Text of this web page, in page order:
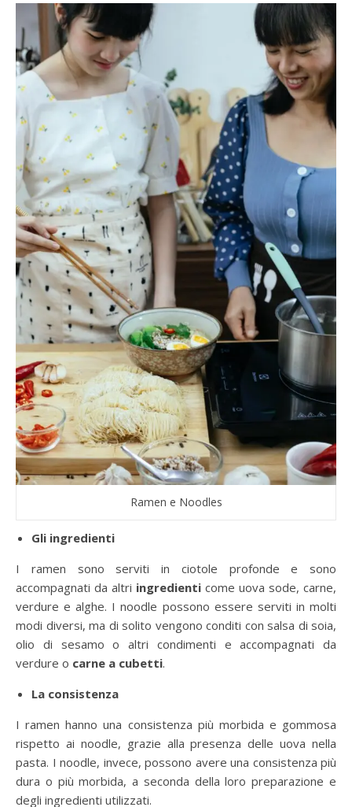
Ramen e Noodles
Gli ingredienti
I ramen sono serviti in ciotole profonde e sono
accompagnati da altri ingredienti come uova sode, carne,
verdure e alghe. I noodle possono essere serviti in molti
modi diversi, ma di solito vengono conditi con salsa di soia,
olio di sesamo o altri condimenti e accompagnati da
verdure o carne a cubetti.
La consistenza
I ramen hanno una consistenza più morbida e gommosa
rispetto ai noodle, grazie alla presenza delle uova nella
pasta. I noodle, invece, possono avere una consistenza più
dura o più morbida, a seconda della loro preparazione e
degli ingredienti utilizzati.